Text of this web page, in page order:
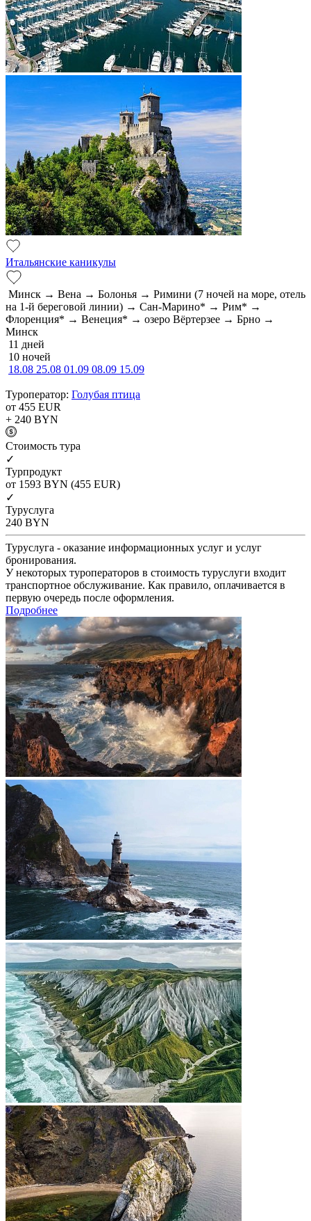
Итальянские каникулы
Минск → Вена → Болонья → Римини (7 ночей на море, отель
на 1-й береговой линии) → Сан-Марино* → Рим* →
Флоренция* → Венеция* → озеро Вёртерзее → Брно →
Минск
11 дней
10 ночей
18.08 25.08 01.09 08.09 15.09
Туроператор: Голубая птица
от 455 EUR
+ 240 BYN
Cтоимость тура
✓
Турпродукт
от 1593 BYN (455 EUR)
✓
Туруслуга
240 BYN
Туруслуга - оказание информационных услуг и услуг
бронирования.
У некоторых туроператоров в стоимость туруслуги входит
транспортное обслуживание. Как правило, оплачивается в
первую очередь после оформления.
Подробнее